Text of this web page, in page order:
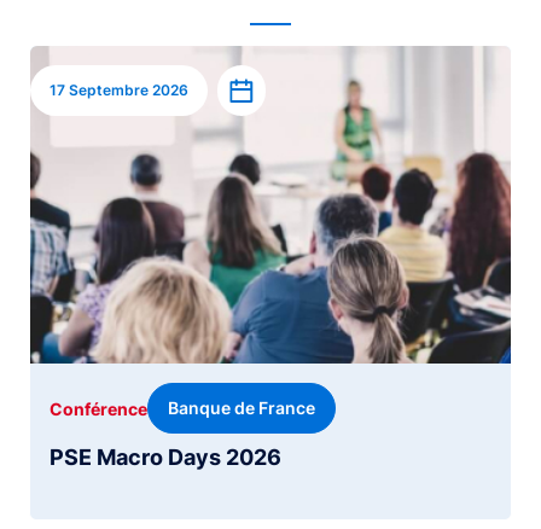
Image
17 Septembre 2026 Ajouter à l’agenda
PSE Macro Days 2026
Conférence Banque de France